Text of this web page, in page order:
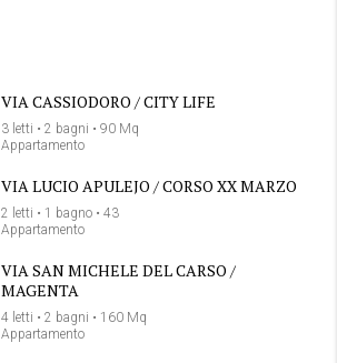
VIA CASSIODORO / CITY LIFE
3 letti • 2 bagni • 90 Mq
Appartamento
VIA LUCIO APULEJO / CORSO XX MARZO
2 letti • 1 bagno • 43
Appartamento
VIA SAN MICHELE DEL CARSO /
MAGENTA
4 letti • 2 bagni • 160 Mq
Appartamento